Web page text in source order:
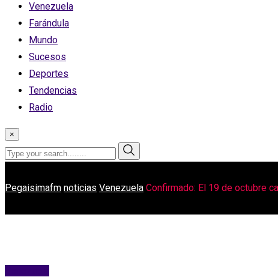
Venezuela
Farándula
Mundo
Sucesos
Deportes
Tendencias
Radio
×
Pegaisimafm noticias Venezuela Confirmado: El 19 de octubre